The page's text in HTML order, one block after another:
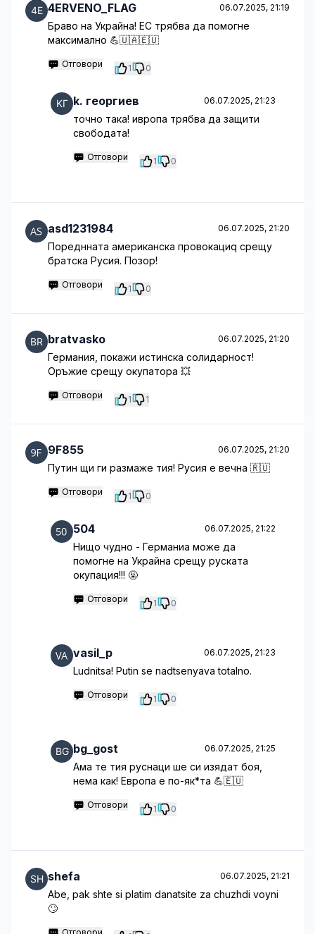
4ERVENO_FLAG 06.07.2025, 21:19
Браво на Украйна! ЕС трябва да помогне
максимално 💪🇺🇦🇪🇺
Отговори 1 0
k. георгиев 06.07.2025, 21:23
точно така! ивропа трябва да защити
свободата!
Отговори 1 0
asd1231984 06.07.2025, 21:20
Пореднната американска провокациq срещу
братска Русия. Позор!
Отговори 1 0
bratvasko 06.07.2025, 21:20
Германия, покажи истинска солидарност!
Оръжие срещу окупатора 💥
Отговори 1 1
9F855 06.07.2025, 21:20
Путин щи ги размаже тия! Русия е вечна 🇷🇺
Отговори 1 0
504 06.07.2025, 21:22
Нищо чудно - Германиа може да
помогне на Украйна срещу руската
окупация!!! 🤬
Отговори 1 0
vasil_p 06.07.2025, 21:23
Ludnitsa! Putin se nadtsenyava totalno.
Отговори 1 0
bg_gost 06.07.2025, 21:25
Ама те тия руснаци ше си изядат боя,
нема как! Европа е по-як*та 💪🇪🇺
Отговори 1 0
shefa 06.07.2025, 21:21
Abe, pak shte si platim danatsite za chuzhdi voyni
🙄